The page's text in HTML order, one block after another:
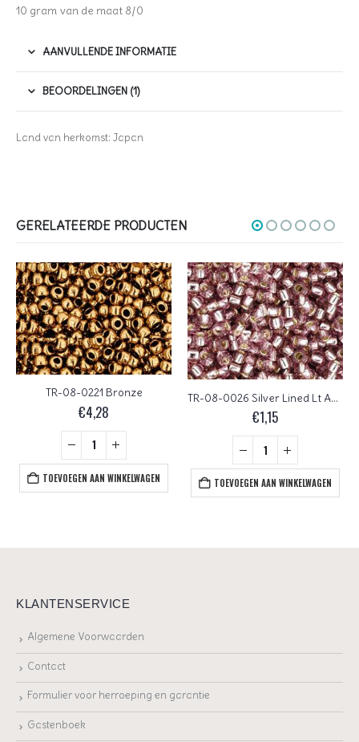
10 gram van de maat 8/0
AANVULLENDE INFORMATIE
BEOORDELINGEN (1)
Land van herkomst: Japan
GERELATEERDE PRODUCTEN
TR-08-0221 Bronze
€4,28
TOEVOEGEN AAN WINKELWAGEN
TR-08-0026 Silver Lined Lt Amethyst
€1,15
TOEVOEGEN AAN WINKELWAGEN
KLANTENSERVICE
Algemene Voorwaarden
Contact
Formulier voor herroeping en garantie
Gastenboek